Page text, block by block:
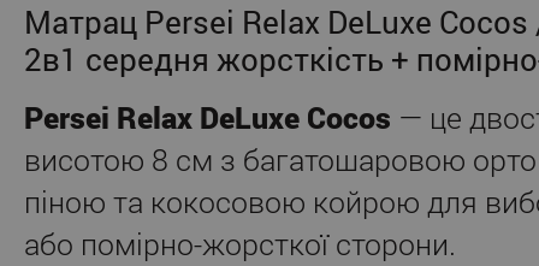
Матрац Persei Relax DeLuxe
2в1 середня жорсткість +
Persei Relax DeLuxe Cocos — це
висотою 8 см з багатошаровою
піною та кокосовою койрою для
або помірно-жорсткої сторони.